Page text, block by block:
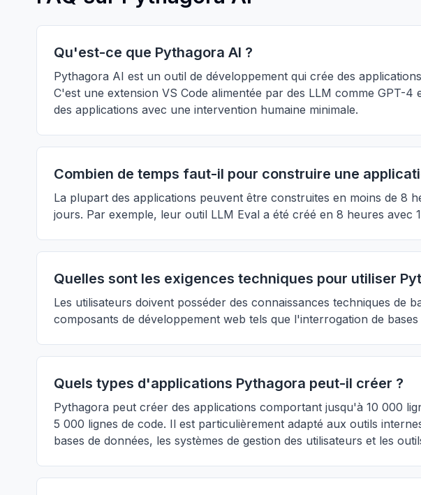
Qu'est-ce que Pythagora AI ?
Pythagora AI est un outil de développement qui crée des
C'est une extension VS Code alimentée par des LLM comme GPT-
des applications avec une intervention humaine minimale.
Combien de temps faut-il pour construire une
La plupart des applications peuvent être construites en moins de 8
jours. Par exemple, leur outil LLM Eval a été créé en 8 heures avec
Quelles sont les exigences techniques pour utiliser
Les utilisateurs doivent posséder des connaissances techniques
composants de développement web tels que l'interrogation de
Quels types d'applications Pythagora peut-il créer ?
Pythagora peut créer des applications comportant jusqu'à 10 000
5 000 lignes de code. Il est particulièrement adapté aux outils
bases de données, les systèmes de gestion des utilisateurs et les